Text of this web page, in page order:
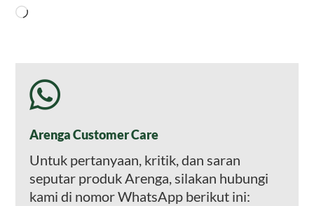
Memuat...
Arenga Customer Care
Untuk pertanyaan, kritik, dan saran
seputar produk Arenga, silakan hubungi
kami di nomor WhatsApp berikut ini: